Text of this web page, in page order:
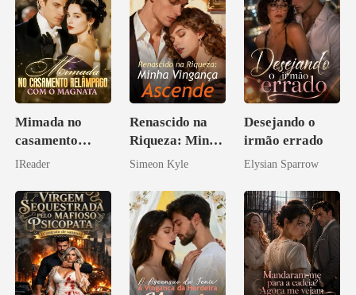
Mimada no
casamento
relâmpago com
IReader
Renascido na
Riqueza: Minha
Vingança
Simeon Kyle
Desejando o
irmão errado
Elysian Sparrow